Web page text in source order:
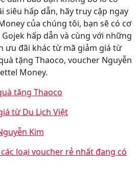
siêu hấp dẫn, hãy truy cập ngay
của chúng tôi, bạn sẽ có cơ
hấp dẫn và cùng với những
ưu đãi khác từ mã giảm giá từ
tặng Thaoco, voucher Nguyễn
Money.
tặng Thaoco
từ Du Lịch Việt
Kim
loại voucher rẻ nhất đang có